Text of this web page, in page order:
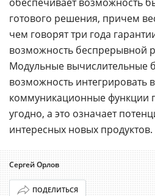
готового решения, причем
чем говорят три года
возможность беспрерывной
Модульные вычислительные
возможность интегрировать
коммуникационные функции
угодно, а это означает
интересных новых продуктов.
Сергей Орлов
ПОДЕЛИТЬСЯ